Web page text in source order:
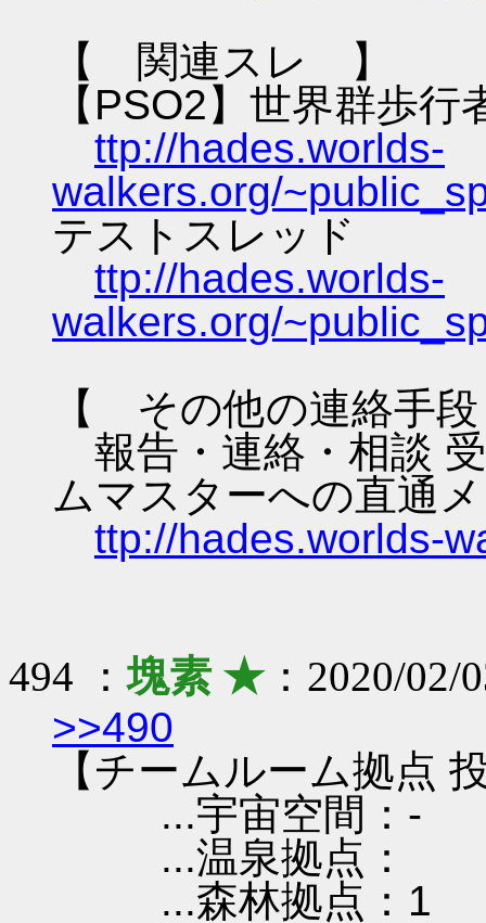
【 関連スレ 】
【PSO2】世界群歩
ttp://hades.worlds-
walkers.org/
テストスレッド
ttp://hades.worlds-
walkers.org/
【 その他の連絡手
報告・連絡・相談
ムマスターへの直通
ttp://hades.worlds-
494 ：塊素 ★：2020/02/
>>490
【チームルーム拠点
...宇宙空間：-
...温泉拠点：
...森林拠点：1